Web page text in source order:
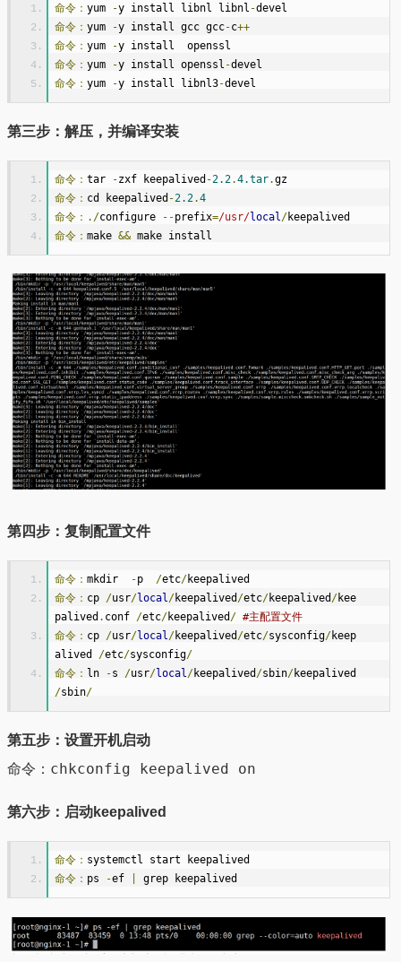
命令： yum -y install libnl libnl -devel
命令： yum -y install gcc gcc-c++
命令： yum -y install  openssl
命令： yum -y install openssl -devel
命令： yum -y install libnl3-devel
第三步：解压，并编译安装
命令： tar -zxf keepalived -2.2.4.tar.gz
命令： cd keepalived -2.2.4
命令：./configure --prefix=/usr/local /keepalived
命令： make && make install
第四步：复制配置文件
命令： mkdir -p /etc/keepalived
命令： cp /usr/local/keepalived /etc/keepalived /kee
palived . conf /etc/keepalived / #主配置文件
命令： cp /usr/local/keepalived /etc/sysconfig/keep
alived /etc/sysconfig/
命令： ln -s /usr/local/keepalived /sbin/
/sbin/
第五步：设置开机启动
命令：chkconfig keepalived on
第六步：启动keepalived
命令： systemctl start keepalived
命令： ps -ef grep keepalived